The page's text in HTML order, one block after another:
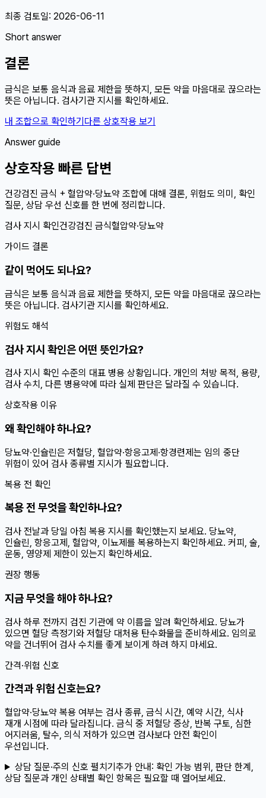
최종 검토일: 2026-06-11
Short answer
결론
금식은 보통 음식과 음료 제한을 뜻하지, 모든 약을 마음대로 끊으라는
뜻은 아닙니다. 검사기관 지시를 확인하세요.
내 조합으로 확인하기다른 상호작용 보기
Answer guide
상호작용 빠른 답변
건강검진 금식 + 혈압약·당뇨약 조합에 대해 결론, 위험도 의미, 확인
질문, 상담 우선 신호를 한 번에 정리합니다.
검사 지시 확인건강검진 금식혈압약·당뇨약
가이드 결론
같이 먹어도 되나요?
금식은 보통 음식과 음료 제한을 뜻하지, 모든 약을 마음대로 끊으라는
뜻은 아닙니다. 검사기관 지시를 확인하세요.
위험도 해석
검사 지시 확인은 어떤 뜻인가요?
검사 지시 확인 수준의 대표 병용 상황입니다. 개인의 처방 목적, 용량,
검사 수치, 다른 병용약에 따라 실제 판단은 달라질 수 있습니다.
상호작용 이유
왜 확인해야 하나요?
당뇨약·인슐린은 저혈당, 혈압약·항응고제·항경련제는 임의 중단
위험이 있어 검사 종류별 지시가 필요합니다.
복용 전 확인
복용 전 무엇을 확인하나요?
검사 전날과 당일 아침 복용 지시를 확인했는지 보세요. 당뇨약,
인슐린, 항응고제, 혈압약, 이뇨제를 복용하는지 확인하세요. 커피, 술,
운동, 영양제 제한이 있는지 확인하세요.
권장 행동
지금 무엇을 해야 하나요?
검사 하루 전까지 검진 기관에 약 이름을 알려 확인하세요. 당뇨가
있으면 혈당 측정기와 저혈당 대처용 탄수화물을 준비하세요. 임의로
약을 건너뛰어 검사 수치를 좋게 보이게 하려 하지 마세요.
간격·위험 신호
간격과 위험 신호는요?
혈압약·당뇨약 복용 여부는 검사 종류, 금식 시간, 예약 시간, 식사
재개 시점에 따라 달라집니다. 금식 중 저혈당 증상, 반복 구토, 심한
어지러움, 탈수, 의식 저하가 있으면 검사보다 안전 확인이
우선입니다.
상담 질문·주의 신호 펼치기추가 안내: 확인 가능 범위, 판단 한계,
상담 질문과 개인 상태별 확인 항목은 필요할 때 열어보세요.